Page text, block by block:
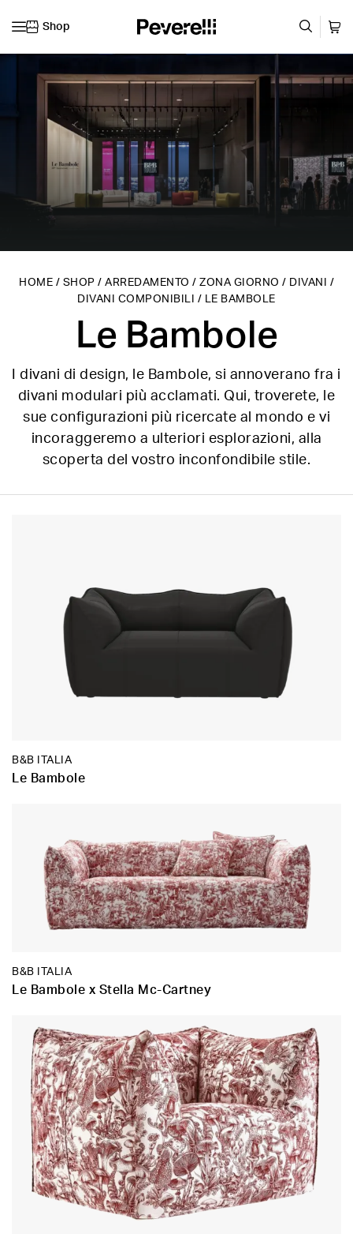
Shop
HOME / SHOP / ARREDAMENTO / ZONA GIORNO / DIVANI
/
DIVANI COMPONIBILI
/ LE BAMBOLE
Le Bambole
I divani di design, le Bambole, si annoverano fra i
divani modulari più acclamati. Qui, troverete, le
sue configurazioni più ricercate al mondo e vi
incoraggeremo a ulteriori esplorazioni, alla
scoperta del vostro inconfondibile stile.
B&B ITALIA
Le Bambole
B&B ITALIA
Le Bambole x Stella Mc-Cartney